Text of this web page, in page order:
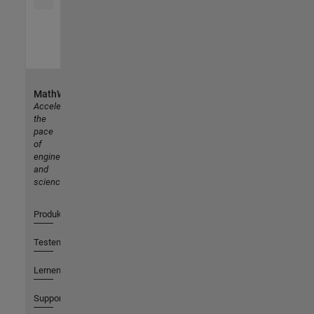
MathWorks
Accelerating
the
pace
of
engineering
and
science
Produkte
Testen oder Kaufen
Lernen
Support